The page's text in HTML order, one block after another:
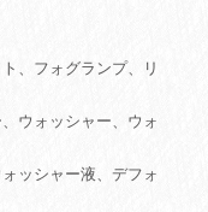
、フォグランプ、リ
ウォッシャー、ウォ
ッシャー液、デフォ